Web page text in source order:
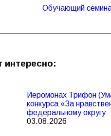
Следующая
Обучающий
интересно:
Иеромонах Трифон
конкурса «За
федеральному округу
03.08.2026